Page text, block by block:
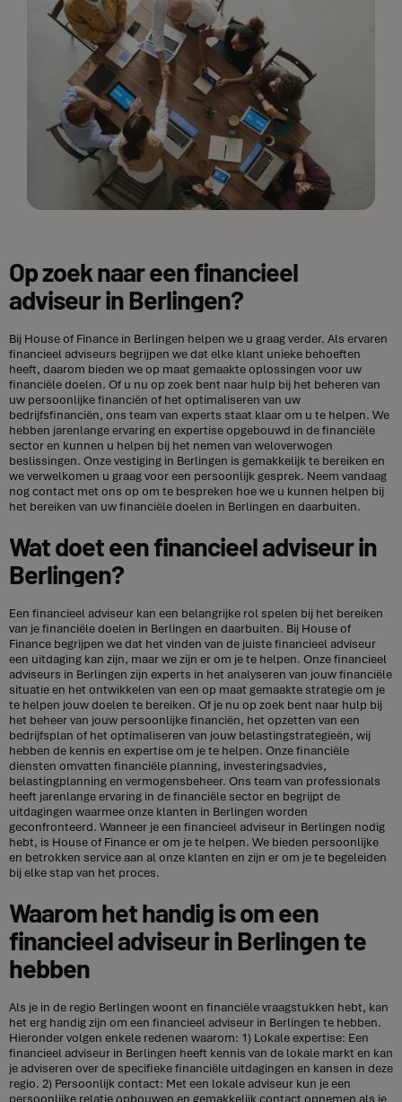
Op zoek naar een financieel
adviseur in Berlingen?
Bij House of Finance in Berlingen helpen we u graag verder. Als ervaren
financieel adviseurs begrijpen we dat elke klant unieke behoeften
heeft, daarom bieden we op maat gemaakte oplossingen voor uw
financiële doelen. Of u nu op zoek bent naar hulp bij het beheren van
uw persoonlijke financiën of het optimaliseren van uw
bedrijfsfinanciën, ons team van experts staat klaar om u te helpen. We
hebben jarenlange ervaring en expertise opgebouwd in de financiële
sector en kunnen u helpen bij het nemen van weloverwogen
beslissingen. Onze vestiging in Berlingen is gemakkelijk te bereiken en
we verwelkomen u graag voor een persoonlijk gesprek. Neem vandaag
nog contact met ons op om te bespreken hoe we u kunnen helpen bij
het bereiken van uw financiële doelen in Berlingen en daarbuiten.
Wat doet een financieel adviseur in
Berlingen?
Een financieel adviseur kan een belangrijke rol spelen bij het bereiken
van je financiële doelen in Berlingen en daarbuiten. Bij House of
Finance begrijpen we dat het vinden van de juiste financieel adviseur
een uitdaging kan zijn, maar we zijn er om je te helpen. Onze financieel
adviseurs in Berlingen zijn experts in het analyseren van jouw financiële
situatie en het ontwikkelen van een op maat gemaakte strategie om je
te helpen jouw doelen te bereiken. Of je nu op zoek bent naar hulp bij
het beheer van jouw persoonlijke financiën, het opzetten van een
bedrijfsplan of het optimaliseren van jouw belastingstrategieën, wij
hebben de kennis en expertise om je te helpen. Onze financiële
diensten omvatten financiële planning, investeringsadvies,
belastingplanning en vermogensbeheer. Ons team van professionals
heeft jarenlange ervaring in de financiële sector en begrijpt de
uitdagingen waarmee onze klanten in Berlingen worden
geconfronteerd. Wanneer je een financieel adviseur in Berlingen nodig
hebt, is House of Finance er om je te helpen. We bieden persoonlijke
en betrokken service aan al onze klanten en zijn er om je te begeleiden
bij elke stap van het proces.
Waarom het handig is om een
financieel adviseur in Berlingen te
hebben
Als je in de regio Berlingen woont en financiële vraagstukken hebt, kan
het erg handig zijn om een financieel adviseur in Berlingen te hebben.
Hieronder volgen enkele redenen waarom: 1) Lokale expertise: Een
financieel adviseur in Berlingen heeft kennis van de lokale markt en kan
je adviseren over de specifieke financiële uitdagingen en kansen in deze
regio. 2) Persoonlijk contact: Met een lokale adviseur kun je een
persoonlijke relatie opbouwen en gemakkelijk contact opnemen als je